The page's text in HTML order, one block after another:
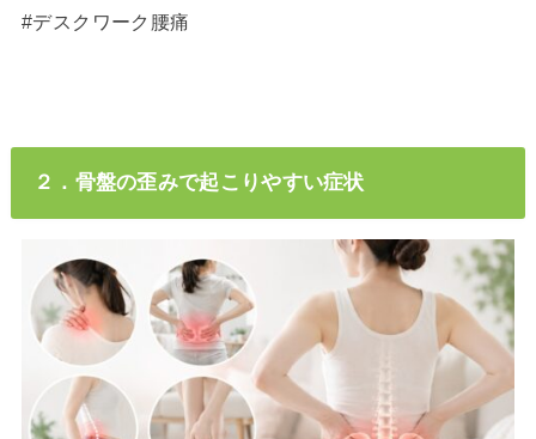
#デスクワーク腰痛
２．骨盤の歪みで起こりやすい症状